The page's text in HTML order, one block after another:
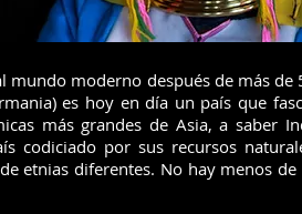
mundo moderno después de más
es hoy en día un país que
más grandes de Asia, a saber
codiciado por sus recursos
etnias diferentes. No hay menos